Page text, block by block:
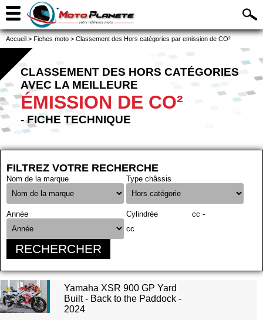
Accueil > Fiches moto > Classement des Hors catégories par emission de CO²
CLASSEMENT DES HORS CATÉGORIES
AVEC LA MEILLEURE
ÉMISSION DE CO²
- FICHE TECHNIQUE
FILTREZ VOTRE RECHERCHE
Nom de la marque Type châssis
Année Cylindrée
cc -
cc
RECHERCHER
Yamaha XSR 900 GP Yard
Built - Back to the Paddock -
2024